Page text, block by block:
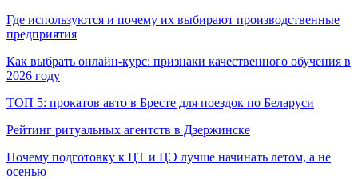
Где используются и почему их выбирают производственные
предприятия
Как выбрать онлайн-курс: признаки качественного обучения в
2026 году
ТОП 5: прокатов авто в Бресте для поездок по Беларуси
Рейтинг ритуальных агентств в Дзержинске
Почему подготовку к ЦТ и ЦЭ лучше начинать летом, а не
осенью